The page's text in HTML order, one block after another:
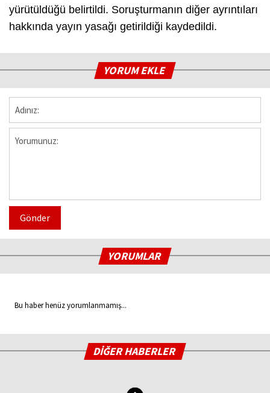
yürütüldüğü belirtildi. Soruşturmanın diğer ayrıntıları
hakkında yayın yasağı getirildiği kaydedildi.
YORUM EKLE
Gönder
YORUMLAR
Bu haber henüz yorumlanmamış...
DİĞER HABERLER